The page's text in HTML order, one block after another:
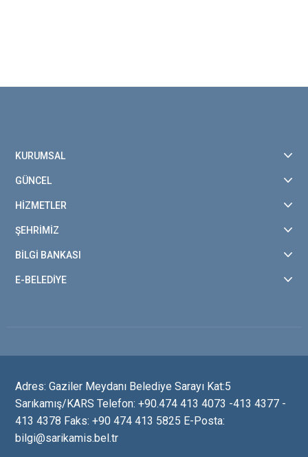
KURUMSAL
GÜNCEL
HİZMETLER
ŞEHRİMİZ
BİLGİ BANKASI
E-BELEDİYE
Adres: Gaziler Meydanı Belediye Sarayı Kat:5
Sarıkamış/KARS Telefon: +90.474 413 4073 -413 4377 -
413 4378 Faks: +90 474 413 5825 E-Posta:
bilgi@sarikamis.bel.tr